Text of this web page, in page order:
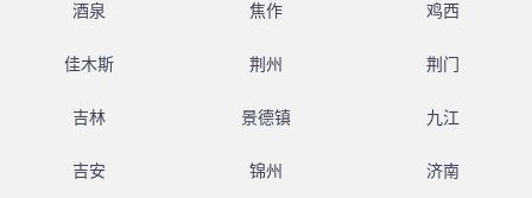
酒泉 焦作 鸡西
佳木斯 荆州 荆门
吉林 景德镇 九江
吉安 锦州 济南